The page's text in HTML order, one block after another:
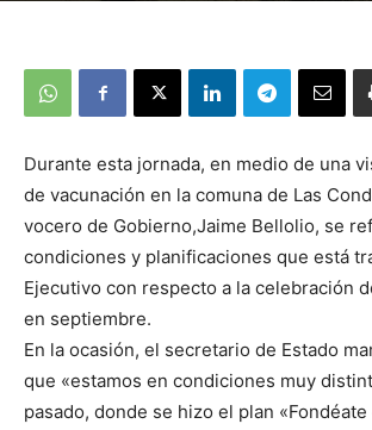
Durante esta jornada, en medio de una
de vacunación en la comuna de Las
vocero de Gobierno,Jaime Bellolio, se
condiciones y planificaciones que está
Ejecutivo con respecto a la celebración
en septiembre.
En la ocasión, el secretario de Estado
que «estamos en condiciones muy
pasado, donde se hizo el plan «Fondéate